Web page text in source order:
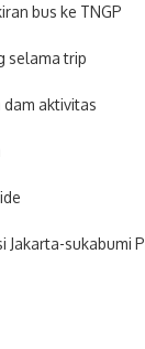
bus ke TNGP
selama trip
aktivitas
Jakarta-sukabumi